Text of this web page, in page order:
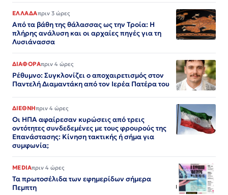
ΕΛΛΑΔΑπριν 3 ώρες
Από τα βάθη της θάλασσας ως την Τροία: Η
πλήρης ανάλυση και οι αρχαίες πηγές για τη
Λυσιάνασσα
ΔΙΑΦΟΡΑπριν 4 ώρες
Ρέθυμνο: Συγκλονίζει ο αποχαιρετισμός στον
Παντελή Διαμαντάκη από τον Ιερέα Πατέρα του
ΔΙΕΘΝΗπριν 4 ώρες
Οι ΗΠΑ αφαίρεσαν κυρώσεις από τρεις
οντότητες συνδεδεμένες με τους φρουρούς της
Επανάστασης: Κίνηση τακτικής ή σήμα για
συμφωνία;
MEDIAπριν 4 ώρες
Τα πρωτοσέλιδα των εφημερίδων σήμερα
Πεμπτη